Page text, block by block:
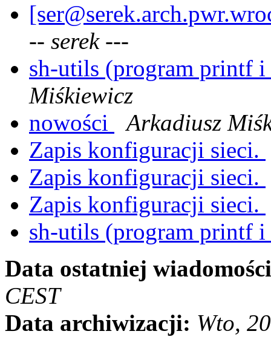
-- serek ---
sh-utils (program printf
Miśkiewicz
nowości
Arkadiusz
Zapis konfiguracji sieci.
Zapis konfiguracji sieci.
Zapis konfiguracji sieci.
sh-utils (program printf
Data ostatniej
CEST
Data archiwizacji: Wto,